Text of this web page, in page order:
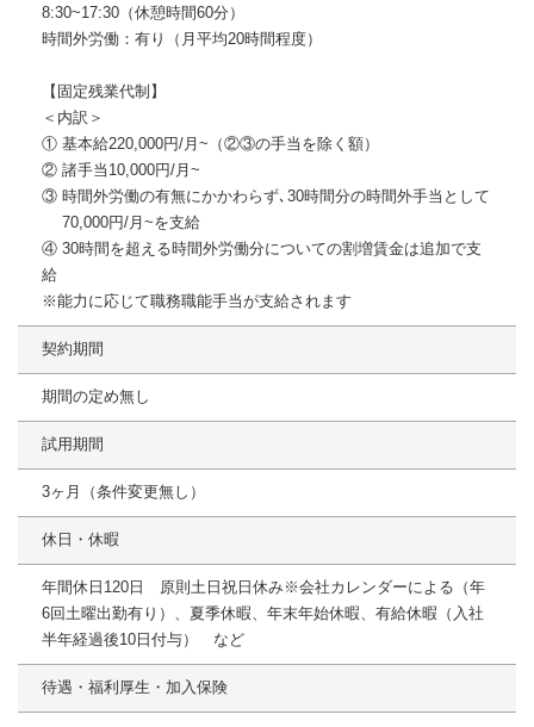
8:30~17:30（休憩時間60分）
時間外労働：有り（月平均20時間程度）
【固定残業代制】
＜内訳＞
① 基本給220,000円/月~（②③の手当を除く額）
② 諸手当10,000円/月~
③ 時間外労働の有無にかかわらず､30時間分の時間外手当として
70,000円/月~を支給
④ 30時間を超える時間外労働分についての割増賃金は追加で支
給
※能力に応じて職務職能手当が支給されます
契約期間
期間の定め無し
試用期間
3ヶ月（条件変更無し）
休日・休暇
年間休日120日 原則土日祝日休み※会社カレンダーによる（年
6回土曜出勤有り）、夏季休暇、年末年始休暇、有給休暇（入社
半年経過後10日付与） など
待遇・福利厚生・加入保険